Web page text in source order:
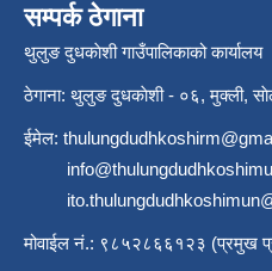
सम्पर्क ठेगाना
थुलुङ दुधकाेशी गाउँपालिकाको कार्यालय
ठेगाना: थुलुङ दुधकाेशी - ०६, मुक्ली,
ईमेल:
मोवाईल नं.: ९८५२८६६१२३ (प्रमुख